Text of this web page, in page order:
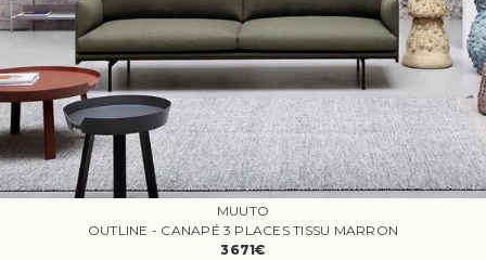
MUUTO
OUTLINE - CANAPÉ 3 PLACES TISSU MARRON
3671€